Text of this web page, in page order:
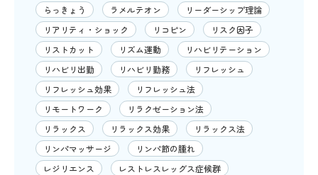
らっきょう
ラメルテオン
リーダーシップ理論
リアリティ・ショック
リコピン
リスク因子
リストカット
リズム運動
リハビリテーション
リハビリ出勤
リハビリ勤務
リフレッシュ
リフレッシュ効果
リフレッシュ法
リモートワーク
リラクゼーション法
リラックス
リラックス効果
リラックス法
リンパマッサージ
リンパ節の腫れ
レジリエンス
レストレスレッグス症候群